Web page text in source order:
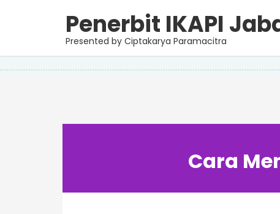
Penerbit IKAPI
Presented by Ciptakarya Paramacitra
Senin, 11 September 2023
Cara Menerbit Buku
Cara